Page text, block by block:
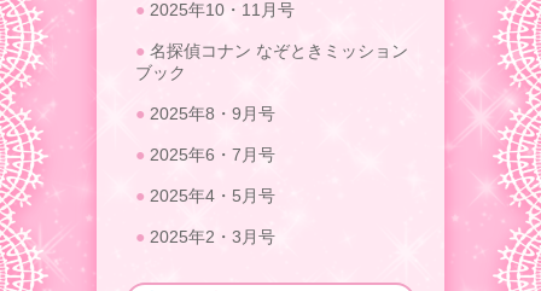
2025年10・11月号
名探偵コナン なぞときミッション
ブック
2025年8・9月号
2025年6・7月号
2025年4・5月号
2025年2・3月号